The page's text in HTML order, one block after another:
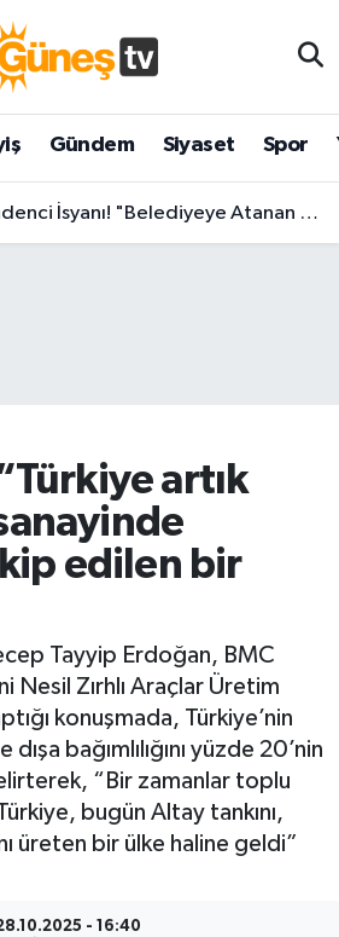
Gündem Siyaset Spor
"Belediyeye Atanan Kayyum Bu Holding'e de Atansın!"
artık
edilen bir
Tayyip Erdoğan, BMC
Nesil Zırhlı Araçlar Üretim
konuşmada, Türkiye’nin
bağımlılığını yüzde 20’nin
“Bir zamanlar toplu
bugün Altay tankını,
üreten bir ülke haline geldi”
- 16:40
Eczaneler
Vakitleri